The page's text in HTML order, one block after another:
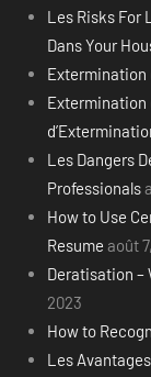
Les Risks For
Dans Your
Extermination
Extermination
Les Dangers
Professionals
How to Use
Resume août
Deratisation –
2023
How to
Les